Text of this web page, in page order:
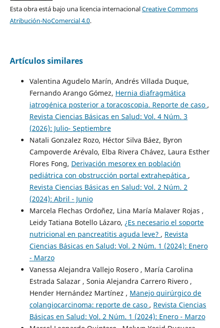
Esta obra está bajo una licencia internacionalCreative Commons
Atribución-NoComercial 4.0.
Artículos similares
Valentina Agudelo Marín, Andrés Villada Duque,
Fernando Arango Gómez, Hernia diafragmática
iatrogénica posterior a toracoscopia. Reporte de caso ,
Revista Ciencias Básicas en Salud: Vol. 4 Núm. 3
(2026): Julio- Septiembre
Natali Gonzalez Rozo, Héctor Silva Báez, Byron
Campoverde Arévalo, Elba Rivera Chávez, Laura Esther
Flores Fong, Derivación mesorex en población
pediátrica con obstrucción portal extrahepática ,
Revista Ciencias Básicas en Salud: Vol. 2 Núm. 2
(2024): Abril - Junio
Marcela Flechas Ordoñez, Lina María Malaver Rojas ,
Leidy Tatiana Botello Lázaro, ¿Es necesario el soporte
nutricional en pancreatitis aguda leve? , Revista
Ciencias Básicas en Salud: Vol. 2 Núm. 1 (2024): Enero
- Marzo
Vanessa Alejandra Vallejo Rosero , María Carolina
Estrada Salazar , Sonia Alejandra Carrero Rivero ,
Hender Hernández Martínez , Manejo quirúrgico de
colangiocarcinoma: reporte de caso , Revista Ciencias
Básicas en Salud: Vol. 2 Núm. 1 (2024): Enero - Marzo